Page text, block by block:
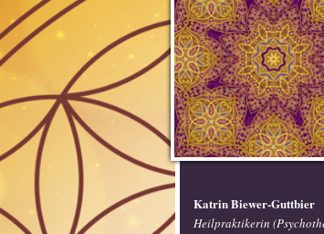
Katrin Biewer-Guttbier
Heilpraktikerin